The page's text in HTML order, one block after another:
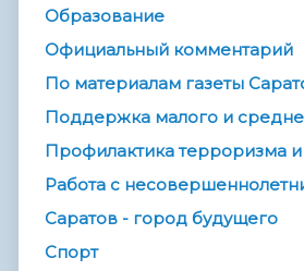
Образование
Официальный комментарий
По материалам газеты
Поддержка малого и
Профилактика терроризма
Работа с
Саратов - город будущего
Спорт